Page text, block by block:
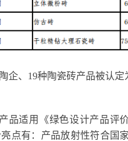
企、19种陶瓷砖产品被认定
品适用《绿色设计产品评
亮点有：产品放射性符合